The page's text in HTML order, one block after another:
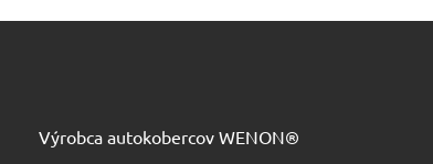
Výrobca autokobercov WENON®